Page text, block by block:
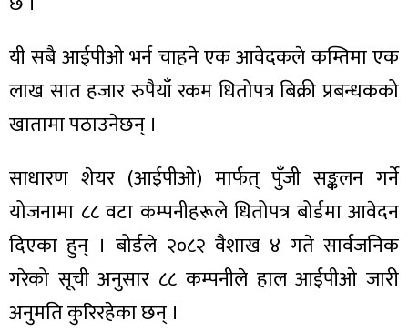
यी सबै आईपीओ भर्न चाहने एक आवेदकले कम्तिमा एक
लाख सात हजार रुपैयाँ रकम धितोपत्र बिक्री प्रबन्धकको
खातामा पठाउनेछन् ।
साधारण शेयर (आईपीओ) मार्फत् पुँजी सङ्कलन गर्ने
योजनामा ८८ वटा कम्पनीहरूले धितोपत्र बोर्डमा आवेदन
दिएका हुन् । बोर्डले २०८२ वैशाख ४ गते सार्वजनिक
गरेको सूची अनुसार ८८ कम्पनीले हाल आईपीओ जारी
अनुमति कुरिरहेका छन् ।